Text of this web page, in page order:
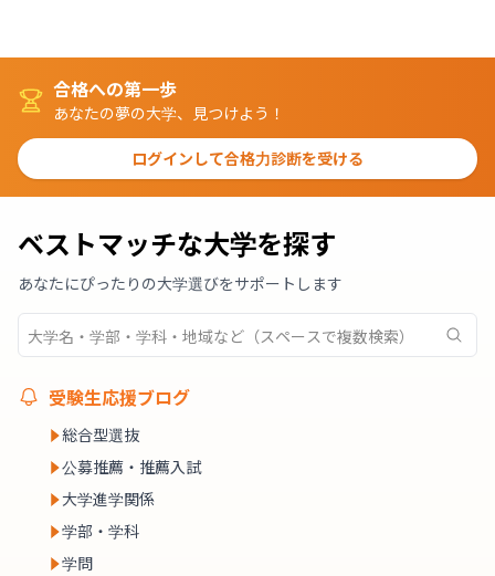
合格への第一歩
あなたの夢の大学、見つけよう！
ログインして合格力診断を受ける
ベストマッチな大学を探す
あなたにぴったりの大学選びをサポートします
受験生応援ブログ
総合型選抜
公募推薦・推薦入試
大学進学関係
学部・学科
学問